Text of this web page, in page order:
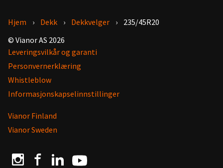
Hjem Dekk Dekkvelger
235/45R20
© Vianor AS 2026
Leveringsvilkår og garanti
Personvernerklæring
Whistleblow
Informasjonskapselinnstillinger
Vianor Finland
Vianor Sweden